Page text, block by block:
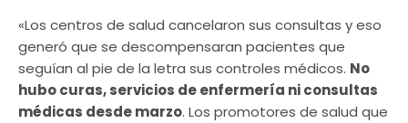
«Los centros de salud cancelaron sus consultas y eso
generó que se descompensaran pacientes que
seguían al pie de la letra sus controles médicos. No
hubo curas, servicios de enfermería ni consultas
médicas desde marzo. Los promotores de salud que